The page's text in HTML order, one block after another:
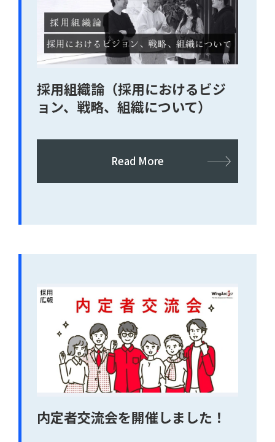
採用組織論（採用におけるビジ
ョン、戦略、組織について）
Read More
内定者交流会を開催しました！